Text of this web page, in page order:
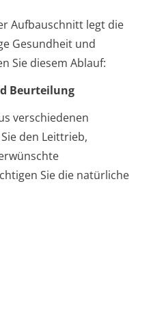
Aufbauschnitt legt die
Gesundheit und
Sie diesem Ablauf:
Beurteilung
verschiedenen
den Leittrieb,
Sie die natürliche